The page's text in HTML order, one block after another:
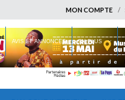
MON COMPTE
AVIS ET ANNONCES EN PLUS